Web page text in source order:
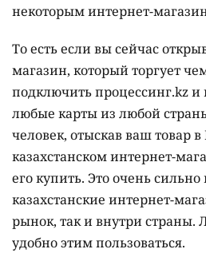
некоторым интернет-
То есть если вы сейчас
магазин, который торгует
подключить процессинг.kz
любые карты из любой
человек, отыскав ваш товар
казахстанском интернет-
его купить. Это очень
казахстанские интернет-
рынок, так и внутри страны.
удобно этим пользоваться.